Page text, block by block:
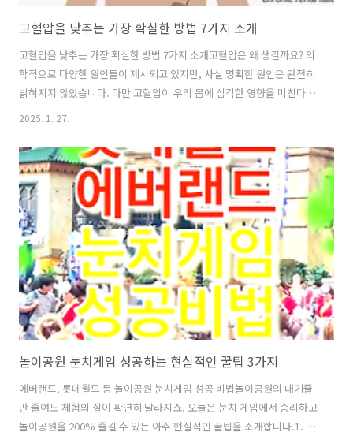
고혈압을 낮추는 가장 확실한 방법 7가지 소개
고혈압을 낮추는 가장 확실한 방법 7가지 소개고혈압은 왜 생길까요? 의
학적으로 다양한 원인들이 제시되고 있지만, 사실 명확한 원인은 완전히
밝혀지지 않았습니다. 다만 고혈압이 우리 몸에 심각한 영향을 미친다는
점만큼은 확실히 알려져 있습니다.고혈압은 혈관과 심장에 지속적으로
심증, 심근경색, 뇌졸중 등 생명을 위협하는 질환뿐만 아니라 만성 콩팥
병, 치매, 골다공증 등 다양한 문제를 야기합니다. 그렇기에 고혈압은 흔
히 "조용한 살인자"라 불립니다. 증상이 없어도 무심코 방치하면 큰 문제
가 될 수 있죠.1. 고혈압을 낮추는 가장 확실한 방법 7가지1) 싱겁게 먹기
혈압 관리에서 첫 번째로 중요한 것은 소금 섭취를 줄이는 것입니다. 소
금은 체..
2025. 1. 27.
놀이공원 눈치게임 성공하는 현실적인 꿀팁 3가지
에버랜드, 롯데월드 등 놀이공원 눈치게임 성공 비법놀이공원의 대기줄
만 줄여도 체험의 질이 확연히 달라지죠. 오늘은 눈치 게임에서 승리하고
놀이공원을 200% 즐길 수 있는 아주 현실적인 꿀팁을 소개합니다.1. 놀